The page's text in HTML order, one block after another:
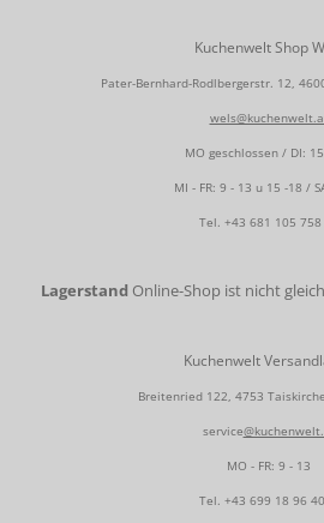
Kuchenwelt Shop
Pater-Bernhard-Rodlbergerstr. 12,
MO geschlossen / DI:
MI - FR: 9 - 13 u 15 -18 /
Tel. +43 681 105 758
Lagerstand Online-Shop ist nicht gleich
Kuchenwelt
Breitenried 122, 4753
service
MO - FR: 9 - 13
Tel. +43 699 18 96